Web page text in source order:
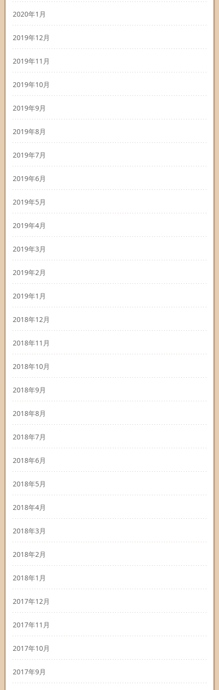
2020年1月
2019年12月
2019年11月
2019年10月
2019年9月
2019年8月
2019年7月
2019年6月
2019年5月
2019年4月
2019年3月
2019年2月
2019年1月
2018年12月
2018年11月
2018年10月
2018年9月
2018年8月
2018年7月
2018年6月
2018年5月
2018年4月
2018年3月
2018年2月
2018年1月
2017年12月
2017年11月
2017年10月
2017年9月